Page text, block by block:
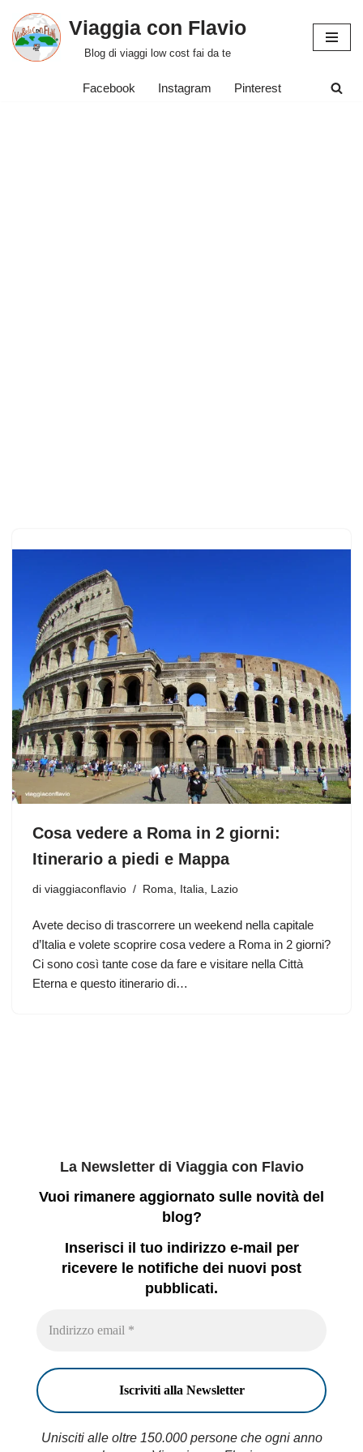
Vai
Viaggia con Flavio
Blog di viaggi low cost fai da te
Facebook Instagram Pinterest
Cosa vedere a Roma in 2 giorni:
Itinerario a piedi e Mappa
di viaggiaconflavio Roma, Italia, Lazio
Avete deciso di trascorrere un weekend nella capitale
d’Italia e volete scoprire cosa vedere a Roma in 2 giorni?
Ci sono così tante cose da fare e visitare nella Città
Eterna e questo itinerario di…
La Newsletter di Viaggia con Flavio
Vuoi rimanere aggiornato sulle novità del
blog?
Inserisci il tuo indirizzo e-mail per
ricevere le notifiche dei nuovi post
pubblicati.
Unisciti alle oltre 150.000 persone che ogni anno